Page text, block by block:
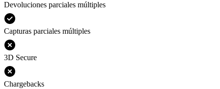
Devoluciones parciales múltiples
Capturas parciales múltiples
3D Secure
Chargebacks